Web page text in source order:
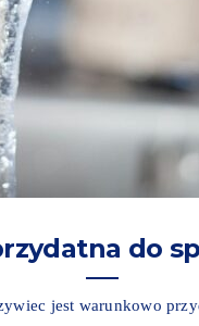
do
jest warunkowo